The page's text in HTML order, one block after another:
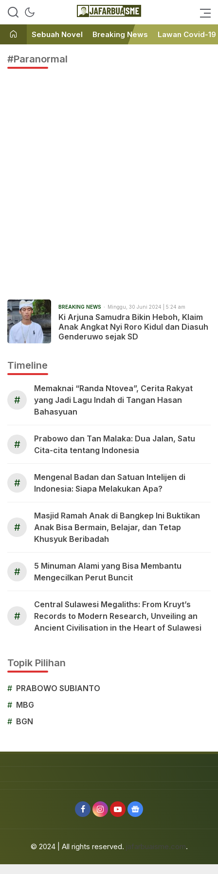
JafarBua
Ini bukan Media Online, Ini
Sebuah Novel Breaking News Lawan Covid-19
#Paranormal
BREAKING NEWS Minggu, 30 Juni 2024 | 5:24 am
Ki Arjuna Samudra Bikin Heboh, Klaim
Anak Angkat Nyi Roro Kidul dan Diasuh
Genderuwo sejak SD
Timeline
#
Memaknai “Randa Ntovea”, Cerita Rakyat
yang Jadi Lagu Indah di Tangan Hasan
Bahasyuan
#
Prabowo dan Tan Malaka: Dua Jalan, Satu
Cita-cita tentang Indonesia
#
Mengenal Badan dan Satuan Intelijen di
Indonesia: Siapa Melakukan Apa?
#
Masjid Ramah Anak di Bangkep Ini Buktikan
Anak Bisa Bermain, Belajar, dan Tetap
Khusyuk Beribadah
#
5 Minuman Alami yang Bisa Membantu
Mengecilkan Perut Buncit
#
Central Sulawesi Megaliths: From Kruyt’s
Records to Modern Research, Unveiling an
Ancient Civilisation in the Heart of Sulawesi
Topik Pilihan
# PRABOWO SUBIANTO
# MBG
# BGN
© 2024 | All rights reserved. jafarbuaisme.com.